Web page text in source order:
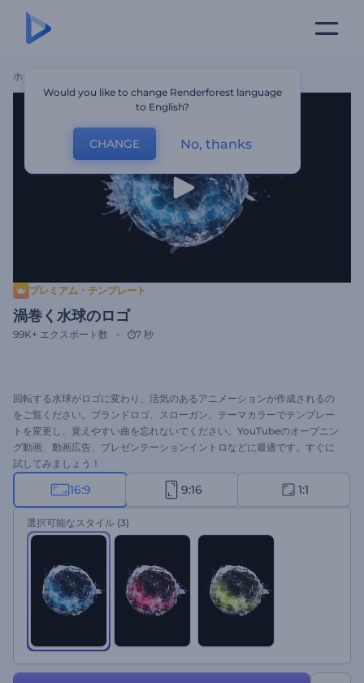
ホーム
プレミアム・テンプレート
渦巻く水球のロゴ
99K+ エクスポート数 7 秒
回転する水球がロゴに変わり、活気のあるアニメーションが作成されるの
をご覧ください。ブランドロゴ、スローガン、テーマカラーでテンプレー
トを変更し、覚えやすい曲を忘れないでください。YouTubeのオープニン
グ動画、動画広告、プレゼンテーションイントロなどに最適です。すぐに
試してみましょう！
16:9 9:16 1:1
選択可能なスタイル (3)
Would you like to change Renderforest language
to English?
CHANGE No, thanks